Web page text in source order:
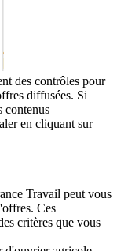
des contrôles pour
diffusées. Si
contenus
en cliquant sur
Travail peut vous
Ces
critères que vous